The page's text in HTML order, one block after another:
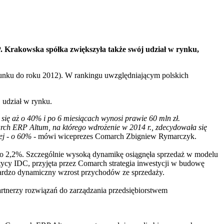
spółka zwiększyła także swój udział w rynku,
do roku 2012). W rankingu uwzględniającym polskich
w rynku.
aż o 40% i po 6 miesiącach wynosi prawie 60 mln zł.
ERP Altum, na którego wdrożenie w 2014 r., zdecydowała się
- o 60% - mówi wiceprezes Comarch Zbigniew Rymarczyk.
Szczególnie wysoką dynamikę osiągnęła sprzedaż w modelu
IDC, przyjęta przez Comarch strategia inwestycji w budowę
dynamiczny wzrost przychodów ze sprzedaży.
rozwiązań do zarządzania przedsiębiorstwem